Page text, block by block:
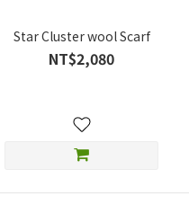
Star Cluster wool Scarf
NT$2,080